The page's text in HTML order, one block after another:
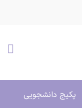
پکیج دانشجویی